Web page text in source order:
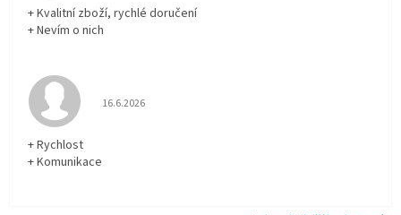
+ Kvalitní zboží, rychlé doručení
+ Nevím o nich
Hodnocení obchodu je 5 z 5 hvězdiček.
16.6.2026
+ Rychlost
+ Komunikace